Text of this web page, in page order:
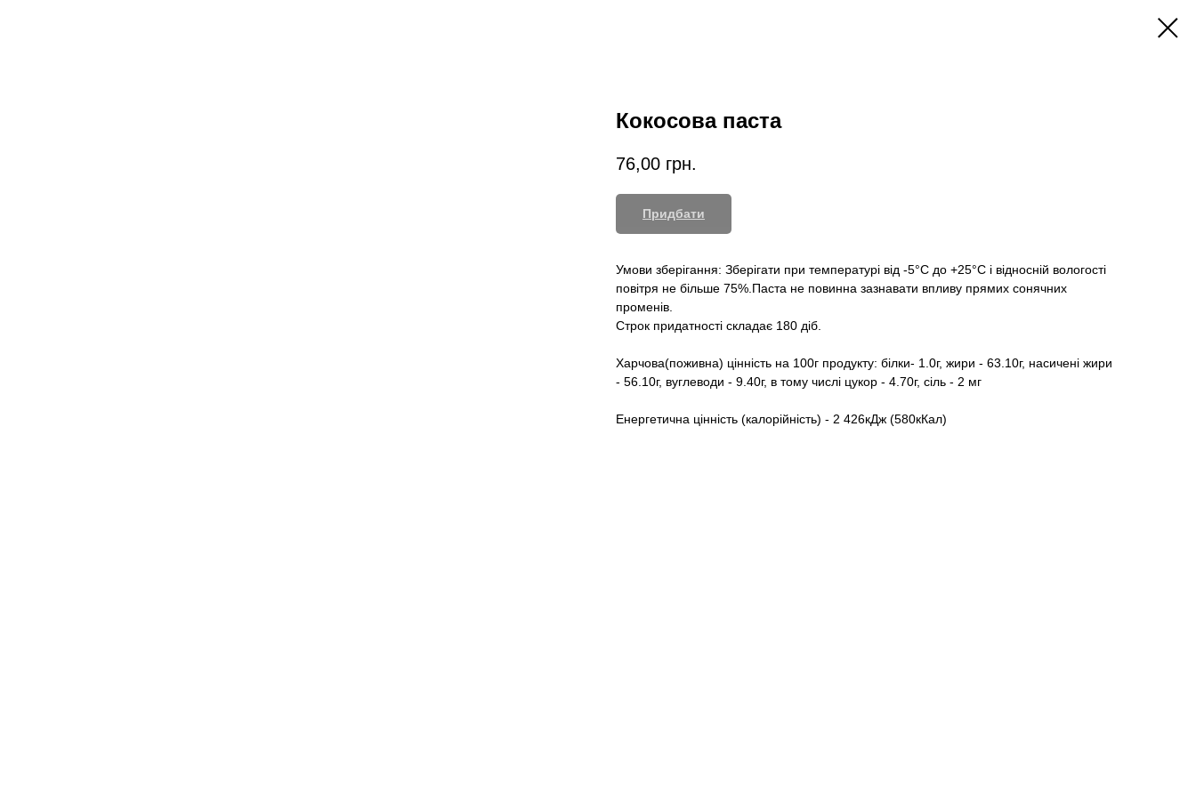
Кокосова паста
76,00 грн.
Придбати
Умови зберігання: Зберігати при температурі від -5°С до +25°С і відносній вологості
повітря не більше 75%.Паста не повинна зазнавати впливу прямих сонячних
променів.
Строк придатності складає 180 діб.
Харчова(поживна) цінність на 100г продукту: білки- 1.0г, жири - 63.10г, насичені жири
- 56.10г, вуглеводи - 9.40г, в тому числі цукор - 4.70г, сіль - 2 мг
Енергетична цінність (калорійність) - 2 426кДж (580кКал)